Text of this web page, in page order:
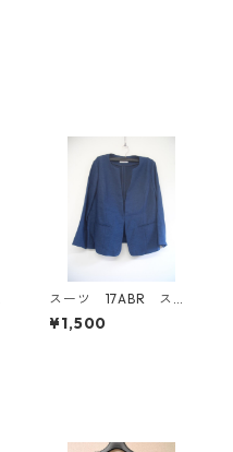
スーツ 17ABR スモ
ーキーブルー IY-453
0
¥1,500